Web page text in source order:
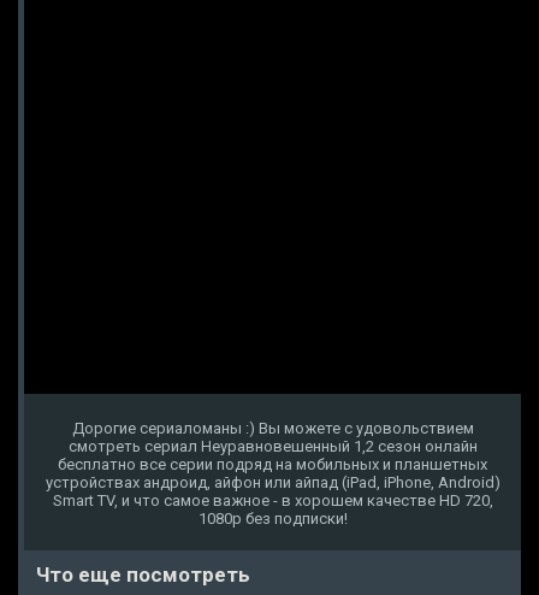
Дорогие сериаломаны :) Вы можете с удовольствием
смотреть сериал Неуравновешенный 1,2 сезон онлайн
бесплатно все серии подряд на мобильных и планшетных
устройствах андроид, айфон или айпад (iPad, iPhone, Android)
Smart TV, и что самое важное - в хорошем качестве HD 720,
1080p без подписки!
Что еще посмотреть